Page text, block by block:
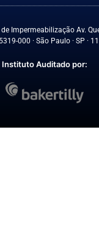
Impermeabilização Av.
000 · São Paulo · SP ·
Instituto Auditado por: